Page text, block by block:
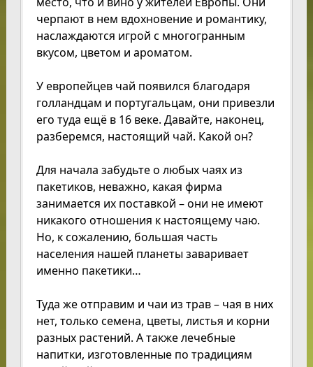
черпают в нем вдохновение и романтику,
наслаждаются игрой с многогранным
вкусом, цветом и ароматом.
У европейцев чай появился благодаря
голландцам и португальцам, они привезли
его туда ещё в 16 веке. Давайте, наконец,
разберемся, настоящий чай. Какой он?
Для начала забудьте о любых чаях из
пакетиков, неважно, какая фирма
занимается их поставкой – они не имеют
никакого отношения к настоящему чаю.
Но, к сожалению, большая часть
населения нашей планеты заваривает
именно пакетики…
Туда же отправим и чаи из трав – чая в них
нет, только семена, цветы, листья и корни
разных растений. А также лечебные
напитки, изготовленные по традициям